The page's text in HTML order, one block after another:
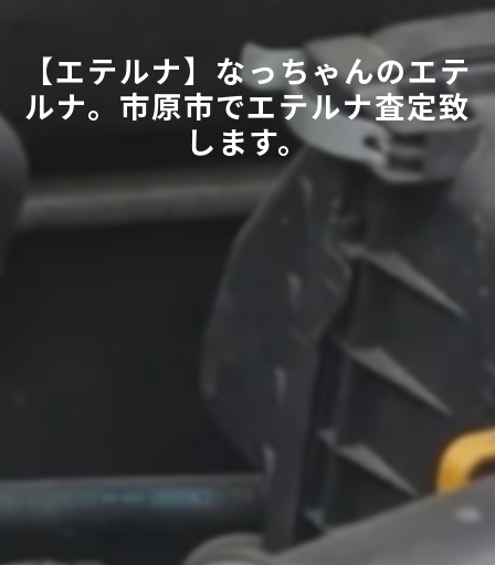
【エテルナ】なっちゃんのエテ
ルナ。市原市でエテルナ査定致
します。